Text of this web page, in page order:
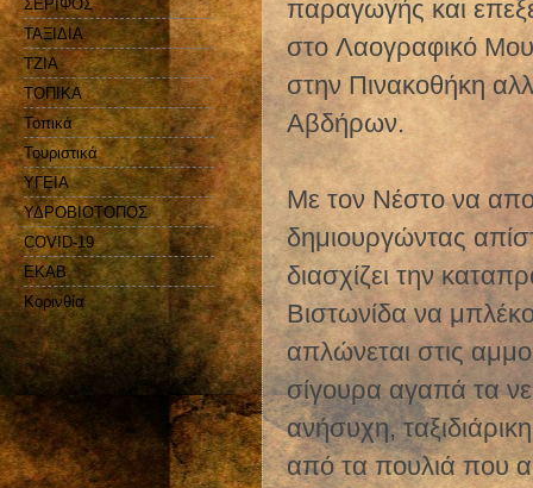
παραγωγής και
στο Λαογραφικό
στην Πινακοθήκη
Αβδήρων.
Με τον Νέστο να
δημιουργώντας
διασχίζει την
Βιστωνίδα να
απλώνεται στις
σίγουρα αγαπά τα
ανήσυχη,
από τα πουλιά που
ΣΕΡΙΦΟΣ
ΤΑΞΙΔΙΑ
ΤΖΙΑ
ΤΟΠΙΚΑ
Τοπικά
Τουριστικά
ΥΓΕΙΑ
ΥΔΡΟΒΙΟΤΟΠΟΣ
COVID-19
EKAB
Kορινθία